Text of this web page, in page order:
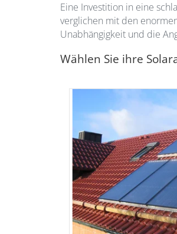
Eine Investition in eine
verglichen mit den
Unabhängigkeit und die
Wählen Sie ihre